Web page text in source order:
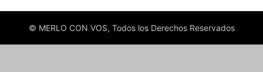
© MERLO CON VOS, Todos los Derechos Reservados